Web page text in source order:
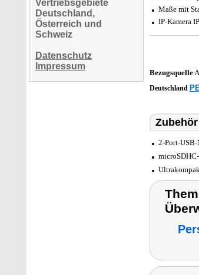
Vertriebsgebiete
Deutschland,
Österreich und
Schweiz
Datenschutz
Impressum
Maße mit
IP-Kamera
Bezugsquelle
Deutschland
2-Port-